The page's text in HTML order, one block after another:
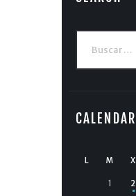
CALENDAR
L M X
1 2